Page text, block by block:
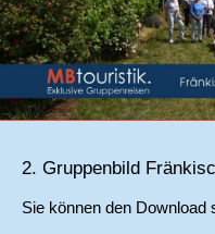
2. Gruppenbild
Sie können den Download